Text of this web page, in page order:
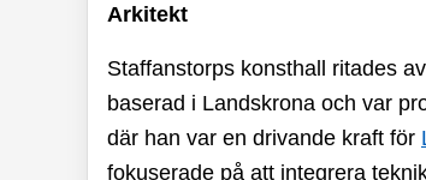
Arkitekt
Staffanstorps konsthall ritades
baserad i Landskrona och var
där han var en drivande kraft för
fokuserade på att integrera